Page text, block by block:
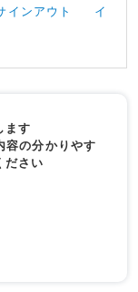
インアウト
イ
ます
容の分かりやす
ださい